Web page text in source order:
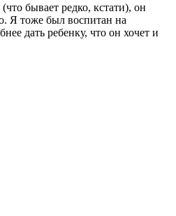
бывает редко, кстати), он
Я тоже был воспитан на
дать ребенку, что он хочет и